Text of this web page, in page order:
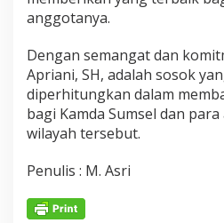
anggotanya.
Dengan semangat dan
Apriani, SH, adalah sosok
diperhitungkan dalam
bagi Kamda Sumsel dan
wilayah tersebut.
Penulis : M. Asri